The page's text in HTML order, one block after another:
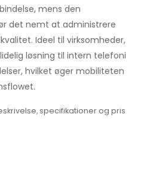
mens den
det nemt at administrere
Ideel til virksomheder,
løsning til intern telefoni
hvilket øger mobiliteten
specifikationer og pris